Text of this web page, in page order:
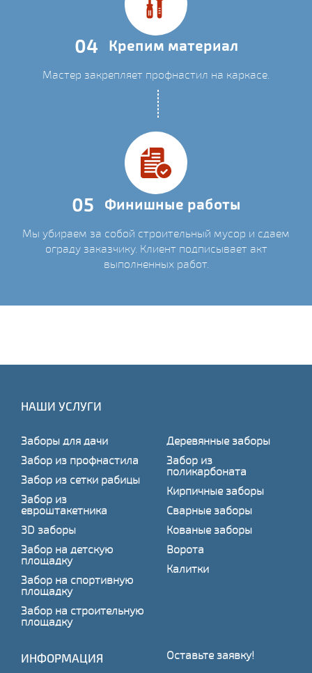
04 Крепим материал
Мастер закрепляет профнастил на каркасе.
05 Финишные работы
Мы убираем за собой строительный мусор и сдаем
ограду заказчику. Клиент подписывает акт
выполненных работ.
НАШИ УСЛУГИ
Заборы для дачи
Забор из профнастила
Забор из сетки рабицы
Забор из
евроштакетника
3D заборы
Забор на детскую
площадку
Забор на спортивную
площадку
Забор на строительную
площадку
Деревянные заборы
Забор из
поликарбоната
Кирпичные заборы
Сварные заборы
Кованые заборы
Ворота
Калитки
ИНФОРМАЦИЯ Оставьте заявку!